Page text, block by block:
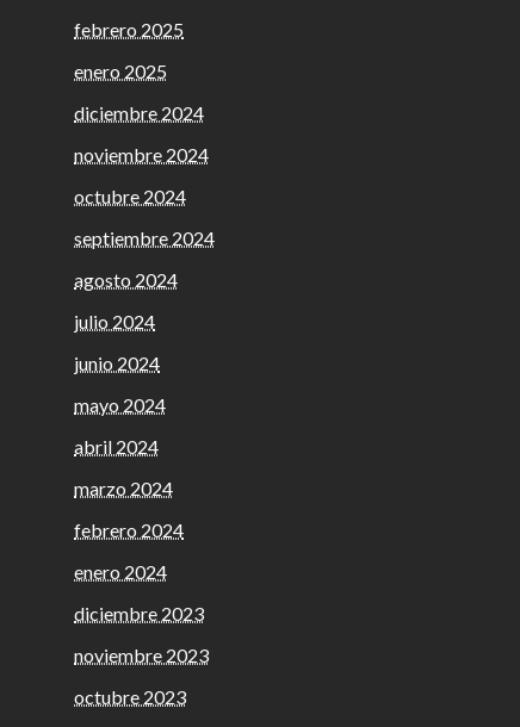
febrero 2025
enero 2025
diciembre 2024
noviembre 2024
octubre 2024
septiembre 2024
agosto 2024
julio 2024
junio 2024
mayo 2024
abril 2024
marzo 2024
febrero 2024
enero 2024
diciembre 2023
noviembre 2023
octubre 2023